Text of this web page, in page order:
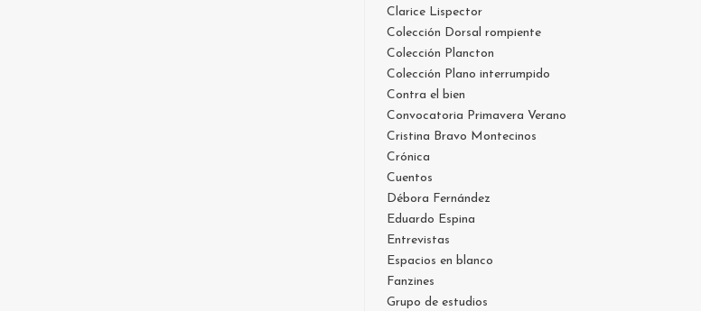
Clarice Lispector
Colección Dorsal rompiente
Colección Plancton
Colección Plano interrumpido
Contra el bien
Convocatoria Primavera Verano
Cristina Bravo Montecinos
Crónica
Cuentos
Débora Fernández
Eduardo Espina
Entrevistas
Espacios en blanco
Fanzines
Grupo de estudios